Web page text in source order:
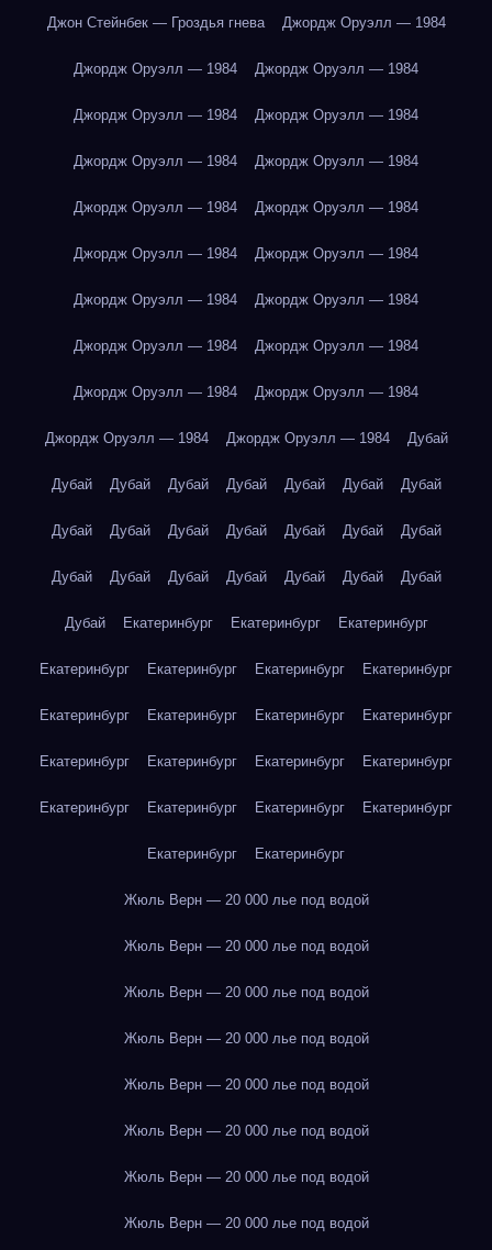
Джон Стейнбек — Гроздья гнева Джордж Оруэлл — 1984
Джордж Оруэлл — 1984 Джордж Оруэлл — 1984
Джордж Оруэлл — 1984 Джордж Оруэлл — 1984
Джордж Оруэлл — 1984 Джордж Оруэлл — 1984
Джордж Оруэлл — 1984 Джордж Оруэлл — 1984
Джордж Оруэлл — 1984 Джордж Оруэлл — 1984
Джордж Оруэлл — 1984 Джордж Оруэлл — 1984
Джордж Оруэлл — 1984 Джордж Оруэлл — 1984
Джордж Оруэлл — 1984 Джордж Оруэлл — 1984
Джордж Оруэлл — 1984 Джордж Оруэлл — 1984 Дубай
Дубай Дубай Дубай Дубай Дубай Дубай Дубай
Дубай Дубай Дубай Дубай Дубай Дубай Дубай
Дубай Дубай Дубай Дубай Дубай Дубай Дубай
Дубай Екатеринбург Екатеринбург Екатеринбург
Екатеринбург Екатеринбург Екатеринбург Екатеринбург
Екатеринбург Екатеринбург Екатеринбург Екатеринбург
Екатеринбург Екатеринбург Екатеринбург Екатеринбург
Екатеринбург Екатеринбург Екатеринбург Екатеринбург
Екатеринбург Екатеринбург
Жюль Верн — 20 000 лье под водой
Жюль Верн — 20 000 лье под водой
Жюль Верн — 20 000 лье под водой
Жюль Верн — 20 000 лье под водой
Жюль Верн — 20 000 лье под водой
Жюль Верн — 20 000 лье под водой
Жюль Верн — 20 000 лье под водой
Жюль Верн — 20 000 лье под водой